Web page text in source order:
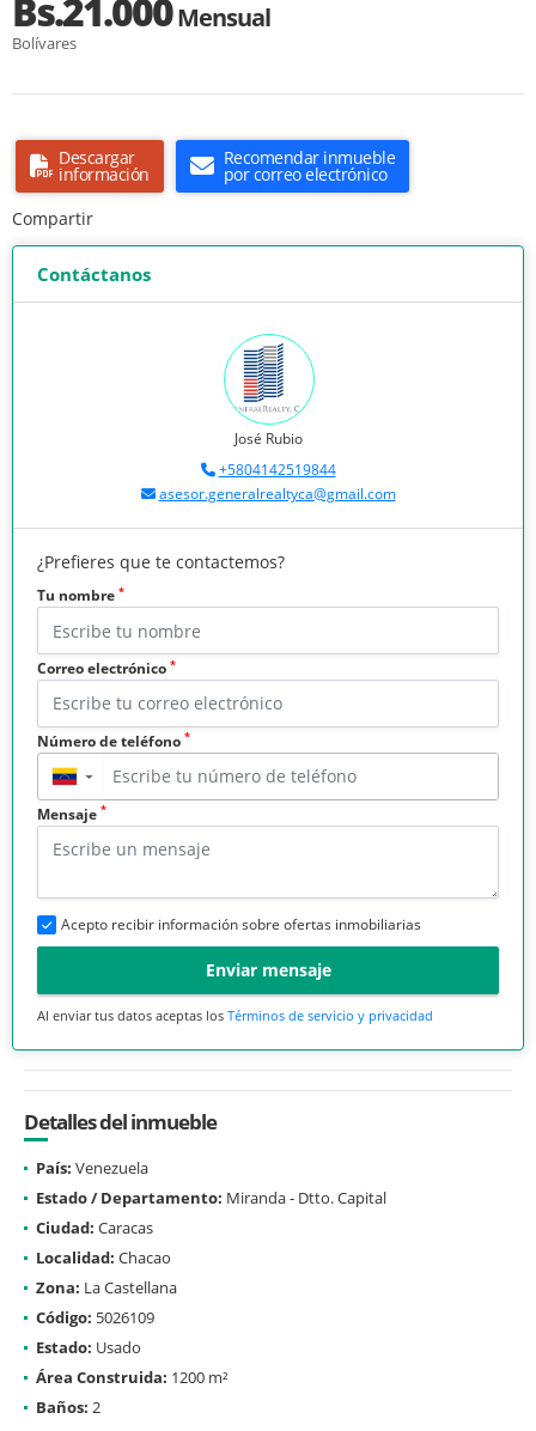
Bs.21.000Mensual
Bolívares
Descargar
información
Recomendar inmueble
por correo electrónico
Compartir
Contáctanos
José Rubio
+5804142519844
asesor.generalrealtyca@gmail.com
¿Prefieres que te contactemos?
Tu nombre *
Correo electrónico *
Número de teléfono *
▼
Mensaje *
Acepto recibir información sobre ofertas inmobiliarias
Enviar mensaje
Al enviar tus datos aceptas los Términos de servicio y privacidad
Detalles del inmueble
País: Venezuela
Estado / Departamento: Miranda - Dtto. Capital
Ciudad: Caracas
Localidad: Chacao
Zona: La Castellana
Código: 5026109
Estado: Usado
Área Construida: 1200 m²
Baños: 2